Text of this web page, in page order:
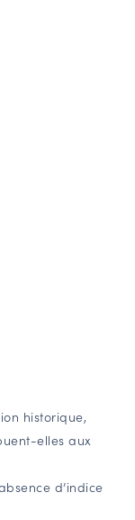
»
historique,
elles aux
d’indice